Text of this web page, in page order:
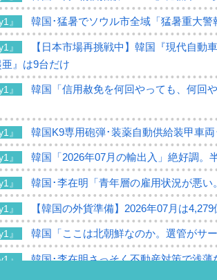
』 韓国･猛暑でソウル市全域「猛暑重大警
』
【日本市場再挑戦中】韓国『現代自動
』は9台だけ
』
韓国「信用赦免を何回やっても、何回
』 韓国K9専用砲弾･装薬自動供給装甲車
』 韓国「2026年07月の輸出入」絶好調。
』 韓国･李在明「青年層の雇用状況が悪
』 【韓国の外貨準備】2026年07月は
』 韓国「ここは北朝鮮なのか。選管がサ
』 韓国･李在明さっそく不動産対策で浅薄